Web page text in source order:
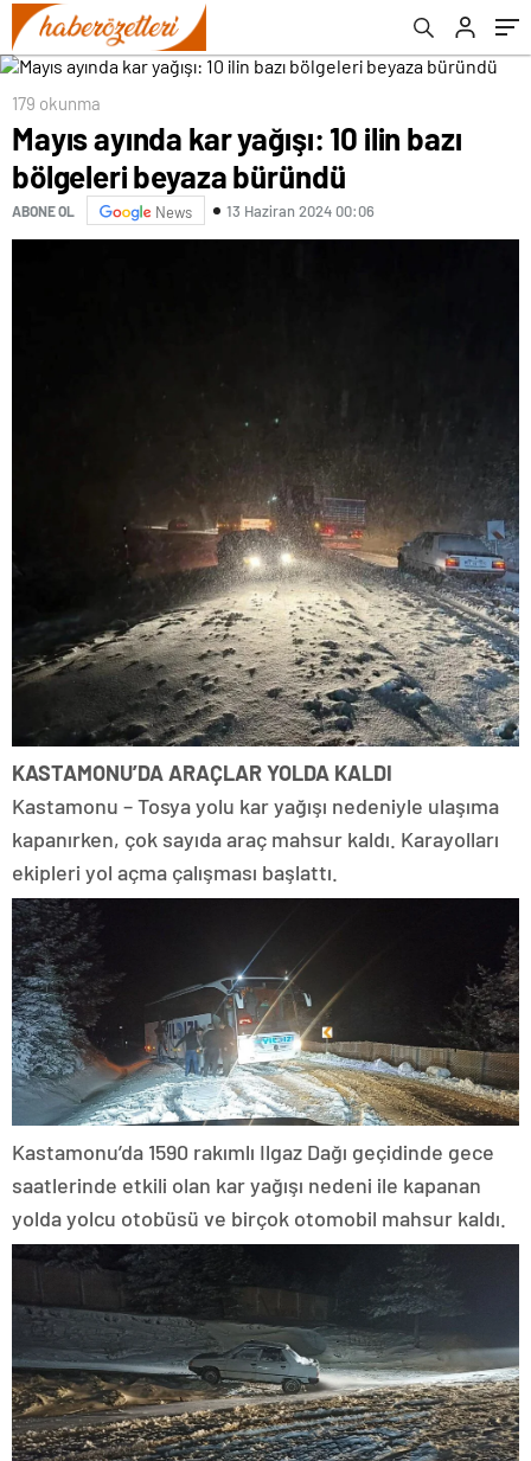
179 okunma
Mayıs ayında kar yağışı: 10 ilin bazı
bölgeleri beyaza büründü
ABONE OL News 13 Haziran 2024 00:06
KASTAMONU’DA ARAÇLAR YOLDA KALDI
Kastamonu – Tosya yolu kar yağışı nedeniyle ulaşıma
kapanırken, çok sayıda araç mahsur kaldı. Karayolları
ekipleri yol açma çalışması başlattı.
Kastamonu’da 1590 rakımlı Ilgaz Dağı geçidinde gece
saatlerinde etkili olan kar yağışı nedeni ile kapanan
yolda yolcu otobüsü ve birçok otomobil mahsur kaldı.
çözülemeyecek sorun yok